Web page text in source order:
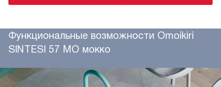
Функциональные возможности Omoikiri
SINTESI 57 MO мокко